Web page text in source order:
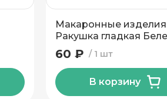
Макаронные изделия
Ракушка гладкая
гр
1 шт
60 ₽
В корзину